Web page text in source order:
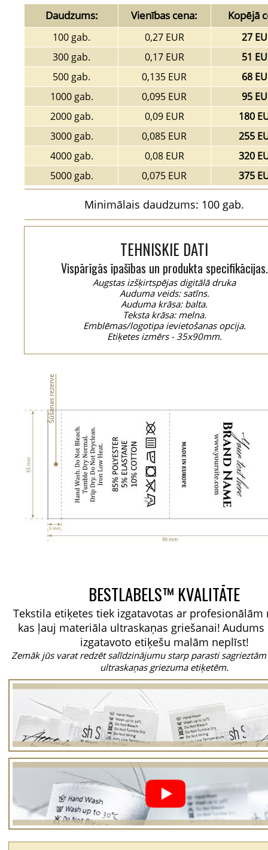
Daudzums: Vienības cena: Kopējā
100 gab. 0,27 EUR
27
300 gab.
0,17 EUR
51
500 gab.
0,135 EUR
68
1000 gab.
0,095 EUR
95
2000 gab.
0,09 EUR
180
3000 gab.
0,085 EUR
255
4000 gab.
0,08 EUR
320
5000 gab.
0,075 EUR 375
Minimālais daudzums: 100 gab.
TEHNISKIE DATI
Vispārīgās īpašības un produkta specifikācijas.
Augstas izšķirtspējas digitālā druka
Auduma veids: satīns.
Auduma krāsa: balta.
Teksta krāsa: melna.
Emblēmas/logotipa ievietošanas opcija.
Etiķetes izmērs - 35x90mm.
Šūšanas rezerve
BESTLABELS™ KVALITĀTE
Tekstila etiķetes tiek izgatavotas ar profesionālām
kas ļauj materiāla ultraskaņas griešanai! Audums
izgatavoto etiķešu malām neplīst!
Zemāk jūs varat redzēt salīdzinājumu starp parasti
ultraskaņas griezuma etiķetēm.